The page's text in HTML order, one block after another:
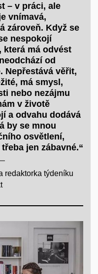
– v práci, ale
vnímavá,
zároveň. Když se
nespokojí
má odvést
od
Nepřestává věřit,
má smysl,
nebo nezájmu
v životě
a odvahu dodává
by se mnou
osvětlení,
jen zábavné.“
redaktorka týdeníku